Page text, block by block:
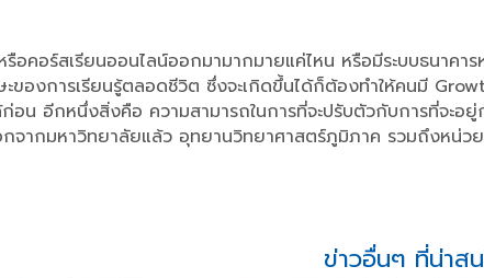
อคอร์สเรียนออนไลน์ออกมามากมายแค่ไหน หรือมีระบบธนา
องการเรียนรู้ตลอดชีวิต ซึ่งจะเกิดขึ้นได้ก็ต้องทำให้คนมี
อน อีกหนึ่งสิ่งคือ ความสามารถในการที่จะปรับตัวกับการที่จะ
กจากมหาวิทยาลัยแล้ว อุทยานวิทยาศาสตร์ภูมิภาค รวมถึงหน่
ข่าวอื่นๆ ที่น่าส